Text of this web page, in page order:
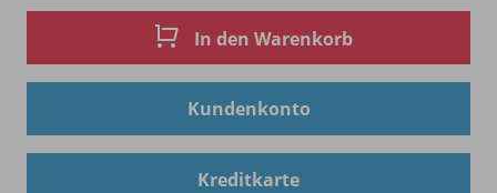
In den Warenkorb
Kundenkonto
Kreditkarte